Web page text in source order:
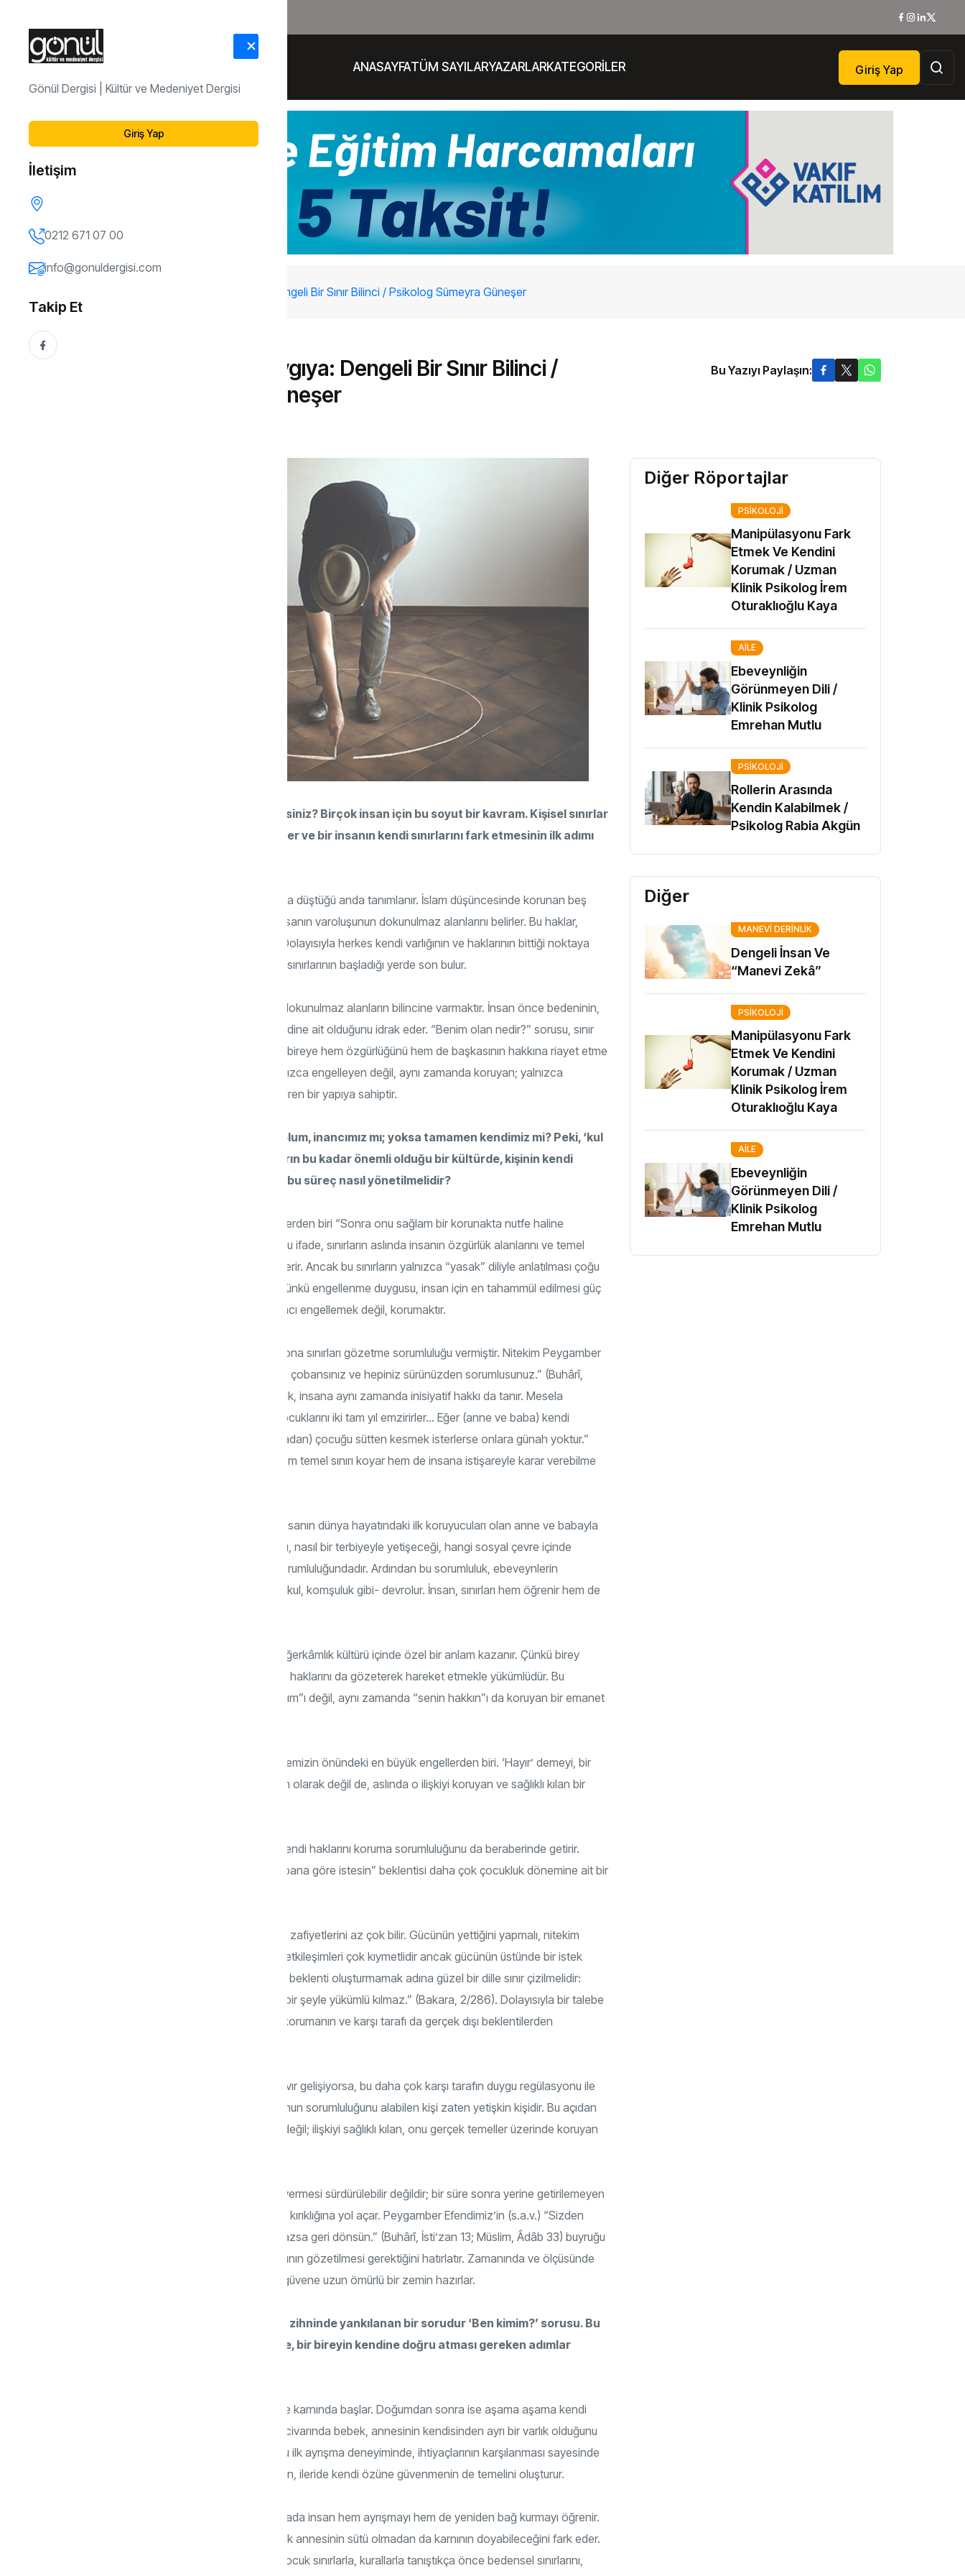
ANASAYFATÜM SAYILARYAZARLARKATEGORİLER
Giriş Yap
Gönül Dergisi | Kültür ve Medeniyet Dergisi
Giriş Yap
İletişim
0212 671 07 00
info@gonuldergisi.com
Takip Et
Kul Hakkından Öz Saygıya: Dengeli Bir Sınır Bilinci / Psikolog Sümeyra Güneşer
Kul Hakkından Öz Saygıya: Dengeli Bir Sınır Bilinci /
Psikolog Sümeyra Güneşer
Bu Yazıyı Paylaşın:
“Sınırlar” kavramını biraz açabilir misiniz? Birçok insan için bu soyut bir kavram. Kişisel sınırlar
tam olarak nerede başlar, nerede biter ve bir insanın kendi sınırlarını fark etmesinin ilk adımı
İnsanın sınırları aslında daha anne karnına düştüğü anda tanımlanır. İslam düşüncesinde korunan beş
temel hak -can, mal, akıl, nesil ve din- insanın varoluşunun dokunulmaz alanlarını belirler. Bu haklar,
kişisel sınırların ilk çerçevesini oluşturur. Dolayısıyla herkes kendi varlığının ve haklarının bittiği noktaya
kadar özgürdür; özgürlük, bir başkasının sınırlarının başladığı yerde son bulur.
Kişisel sınırları fark etmenin ilk adımı, bu dokunulmaz alanların bilincine varmaktır. İnsan önce bedeninin,
ardından duygularının ve inançlarının kendine ait olduğunu idrak eder. “Benim olan nedir?” sorusu, sınır
farkındalığının temel sorusudur. Bu idrak, bireye hem özgürlüğünü hem de başkasının hakkına riayet etme
sorumluluğunu öğretir. Çünkü sınırlar yalnızca engelleyen değil, aynı zamanda koruyan; yalnızca
sınırlayan değil, aynı zamanda özgürleştiren bir yapıya sahiptir.
Sınırlarımızı kim belirler? Ailemiz, toplum, inancımız mı; yoksa tamamen kendimiz mi? Peki, ‘kul
hakkı’ ve ‘diğerkâmlık’ gibi kavramların bu kadar önemli olduğu bir kültürde, kişinin kendi
sınırlarını çizmesi ne anlama gelir ve bu süreç nasıl yönetilmelidir?
Kur’ân’da insanın sınırlarına dair ilk işaretlerden biri “Sonra onu sağlam bir korunakta nutfe haline
getiriyoruz.” (Mü’minûn, 23/13) ayetidir. Bu ifade, sınırların aslında insanın özgürlük alanlarını ve temel
haklarını korumak için var olduğunu gösterir. Ancak bu sınırların yalnızca “yasak” diliyle anlatılması çoğu
zaman psikolojik bir dirençle karşılaşır. Çünkü engellenme duygusu, insan için en tahammül edilmesi güç
deneyimlerden biridir. Oysa sınırların amacı engellemek değil, korumaktır.
Allah, insanı yeryüzünde halife kılmış ve ona sınırları gözetme sorumluluğu vermiştir. Nitekim Peygamber
Efendimiz (s.a.s.) şöyle buyurur: “Hepiniz çobansınız ve hepiniz sürünüzden sorumlusunuz.” (Buhârî,
Cuma 11; Müslim, İmâre 20). Bu sorumluluk, insana aynı zamanda inisiyatif hakkı da tanır. Mesela
Kur’ân’da emzirme süresi için “Anneler çocuklarını iki tam yıl emzirirler… Eğer (anne ve baba) kendi
aralarında danışıp anlaşarak (iki yıl dolmadan) çocuğu sütten kesmek isterlerse onlara günah yoktur.”
(Bakara, 2/233) buyrulur. Burada Allah hem temel sınırı koyar hem de insana istişareyle karar verebilme
Dolayısıyla sınırların belirlenmesi, önce insanın dünya hayatındaki ilk koruyucuları olan anne ve babayla
başlar. Çocuğun hangi okulda okuyacağı, nasıl bir terbiyeyle yetişeceği, hangi sosyal çevre içinde
büyüyeceği ilk aşamada ebeveynlerin sorumluluğundadır. Ardından bu sorumluluk, ebeveynlerin
güvendiği toplumsal alanlara -mahalle, okul, komşuluk gibi- devrolur. İnsan, sınırları hem öğrenir hem de
Kendi sınırlarını çizmek ise kul hakkı ve diğerkâmlık kültürü içinde özel bir anlam kazanır. Çünkü birey
yalnızca kendi haklarını değil, başkasının haklarını da gözeterek hareket etmekle yükümlüdür. Bu
noktada sınır bilinci, sadece “benim alanım”ı değil, aynı zamanda “senin hakkın”ı da koruyan bir emanet
Sevdiklerimizi kırma korkusu, ‘hayır’ dememizin önündeki en büyük engellerden biri. ‘Hayır’ demeyi, bir
reddediş veya ilişkiyi zedeleyen bir eylem olarak değil de, aslında o ilişkiyi koruyan ve sağlıklı kılan bir
İnsanın “eşref-i mahlûkat” oluşu, önce kendi haklarını koruma sorumluluğunu da beraberinde getirir.
Çünkü “karşı taraf benim gücümü bilsin, bana göre istesin” beklentisi daha çok çocukluk dönemine ait bir
Yetişkin insan, hem yeterliliklerini hem de zafiyetlerini az çok bilir. Gücünün yettiğini yapmalı, nitekim
insan sosyal bir varlıktır ve sosyal çevre etkileşimleri çok kıymetlidir ancak gücünün üstünde bir istek
karşısında açık bir şekilde karşı tarafa da beklenti oluşturmamak adına güzel bir dille sınır çizilmelidir:
“Allah hiçbir kimseyi, gücünün yetmediği bir şeyle yükümlü kılmaz.” (Bakara, 2/286). Dolayısıyla bir talebe
“hayır” diyebilmek, aslında kendi sınırını korumanın ve karşı tarafı da gerçek dışı beklentilerden
Eğer “hayır”a rağmen ilişkiyi bozan bir tavır gelişiyorsa, bu daha çok karşı tarafın duygu regülasyonu ile
ilgili bir problemdir. Çünkü kendi duygusunun sorumluluğunu alabilen kişi zaten yetişkin kişidir. Bu açıdan
bakıldığında “hayır” demek bir reddediş değil; ilişkiyi sağlıklı kılan, onu gerçek temeller üzerinde koruyan
Nitekim kişinin kapasitesini aşan sözler vermesi sürdürülebilir değildir; bir süre sonra yerine getirilemeyen
sözler, karşı tarafta daha büyük bir hayal kırıklığına yol açar. Peygamber Efendimiz’in (s.a.v.) “Sizden
biriniz izin için üç defa kapıyı çalar, açılmazsa geri dönsün.” (Buhârî, İsti’zan 13; Müslim, Âdâb 33) buyruğu
da, hem sınırın hem de karşı tarafın hakkının gözetilmesi gerektiğini hatırlatır. Zamanında ve ölçüsünde
söylenen bir “hayır”, aslında sevgiye ve güvene uzun ömürlü bir zemin hazırlar.
Çocukluktan yetişkinliğe her insanın zihninde yankılanan bir sorudur ‘Ben kimim?’ sorusu. Bu
sorunun cevabını bulma serüveninde, bir bireyin kendine doğru atması gereken adımlar
İnsanın kendini bilme serüveni daha anne karnında başlar. Doğumdan sonra ise aşama aşama kendi
varlığının farkına varır. Yaklaşık altıncı ay civarında bebek, annesinin kendisinden ayrı bir varlık olduğunu
fark etmeye başlar. Annesiyle kurduğu bu ilk ayrışma deneyiminde, ihtiyaçlarının karşılanması sayesinde
güven duygusunu da içselleştirir. Bu güven, ileride kendi özüne güvenmenin de temelini oluşturur.
Gelişim psikolojisine göre her yeni aşamada insan hem ayrışmayı hem de yeniden bağ kurmayı öğrenir.
Örneğin; bebek emmeyi bıraktığında, artık annesinin sütü olmadan da karnının doyabileceğini fark eder.
İki-üç yaş civarında sosyalleşme artar; çocuk sınırlarla, kurallarla tanıştıkça önce bedensel sınırlarını,
Diğer Röportajlar
PSIKOLOJI
Manipülasyonu Fark
Etmek Ve Kendini
Korumak / Uzman
Klinik Psikolog İrem
Oturaklıoğlu Kaya
AILE
Ebeveynliğin
Görünmeyen Dili /
Klinik Psikolog
Emrehan Mutlu
PSIKOLOJI
Rollerin Arasında
Kendin Kalabilmek /
Psikolog Rabia Akgün
Diğer
MANEVI DERINLIK
Dengeli İnsan Ve
“Manevi Zekâ”
PSIKOLOJI
Manipülasyonu Fark
Etmek Ve Kendini
Korumak / Uzman
Klinik Psikolog İrem
Oturaklıoğlu Kaya
AILE
Ebeveynliğin
Görünmeyen Dili /
Klinik Psikolog
Emrehan Mutlu